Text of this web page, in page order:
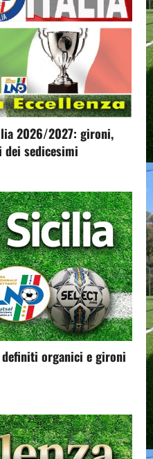
2026/2027: gironi,
dei sedicesimi
definiti organici e gironi